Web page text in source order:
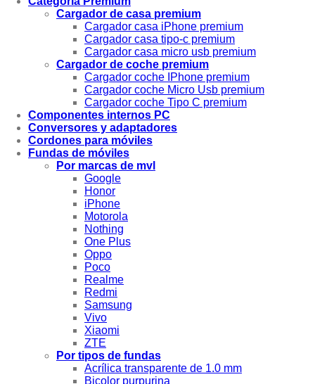
Cargador de casa premium
Cargador casa iPhone premium
Cargador casa tipo-c premium
Cargador casa micro usb premium
Cargador de coche premium
Cargador coche IPhone premium
Cargador coche Micro Usb premium
Cargador coche Tipo C premium
Componentes internos PC
Conversores y adaptadores
Cordones para móviles
Fundas de móviles
Por marcas de mvl
Google
Honor
iPhone
Motorola
Nothing
One Plus
Oppo
Poco
Realme
Redmi
Samsung
Vivo
Xiaomi
ZTE
Por tipos de fundas
Acrílica transparente de 1.0 mm
Bicolor purpurina